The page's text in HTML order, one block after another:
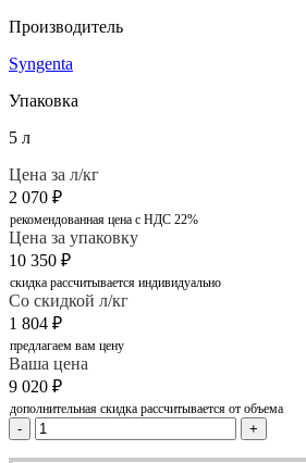
Производитель
Syngenta
Упаковка
5 л
Цена за л/кг
2 070 ₽
рекомендованная цена с НДС 22%
Цена за упаковку
10 350 ₽
скидка рассчитывается индивидуально
Со скидкой л/кг
1 804 ₽
предлагаем вам цену
Ваша цена
9 020 ₽
дополнительная скидка рассчитывается от объема
- +